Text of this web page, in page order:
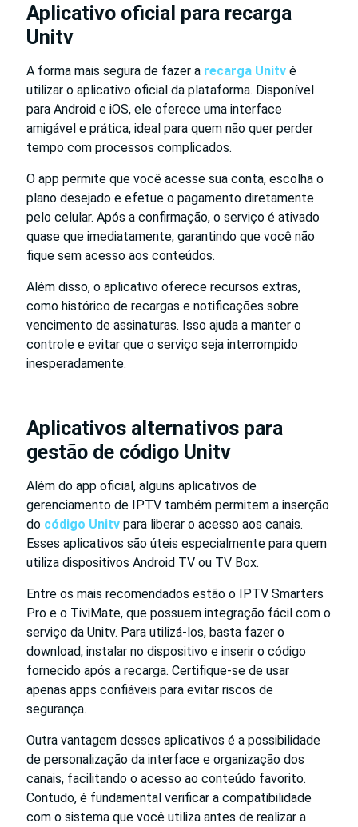
Aplicativo oficial para recarga
Unitv
A forma mais segura de fazer a recarga Unitv é
utilizar o aplicativo oficial da plataforma. Disponível
para Android e iOS, ele oferece uma interface
amigável e prática, ideal para quem não quer perder
tempo com processos complicados.
O app permite que você acesse sua conta, escolha o
plano desejado e efetue o pagamento diretamente
pelo celular. Após a confirmação, o serviço é ativado
quase que imediatamente, garantindo que você não
fique sem acesso aos conteúdos.
Além disso, o aplicativo oferece recursos extras,
como histórico de recargas e notificações sobre
vencimento de assinaturas. Isso ajuda a manter o
controle e evitar que o serviço seja interrompido
inesperadamente.
Aplicativos alternativos para
gestão de código Unitv
Além do app oficial, alguns aplicativos de
gerenciamento de IPTV também permitem a inserção
do código Unitv para liberar o acesso aos canais.
Esses aplicativos são úteis especialmente para quem
utiliza dispositivos Android TV ou TV Box.
Entre os mais recomendados estão o IPTV Smarters
Pro e o TiviMate, que possuem integração fácil com o
serviço da Unitv. Para utilizá-los, basta fazer o
download, instalar no dispositivo e inserir o código
fornecido após a recarga. Certifique-se de usar
apenas apps confiáveis para evitar riscos de
segurança.
Outra vantagem desses aplicativos é a possibilidade
de personalização da interface e organização dos
canais, facilitando o acesso ao conteúdo favorito.
Contudo, é fundamental verificar a compatibilidade
com o sistema que você utiliza antes de realizar a